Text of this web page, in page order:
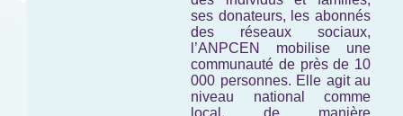
ses donateurs, les abonnés
des réseaux sociaux,
l’ANPCEN mobilise une
communauté de près de 10
000 personnes. Elle agit au
niveau national comme
local, de manière